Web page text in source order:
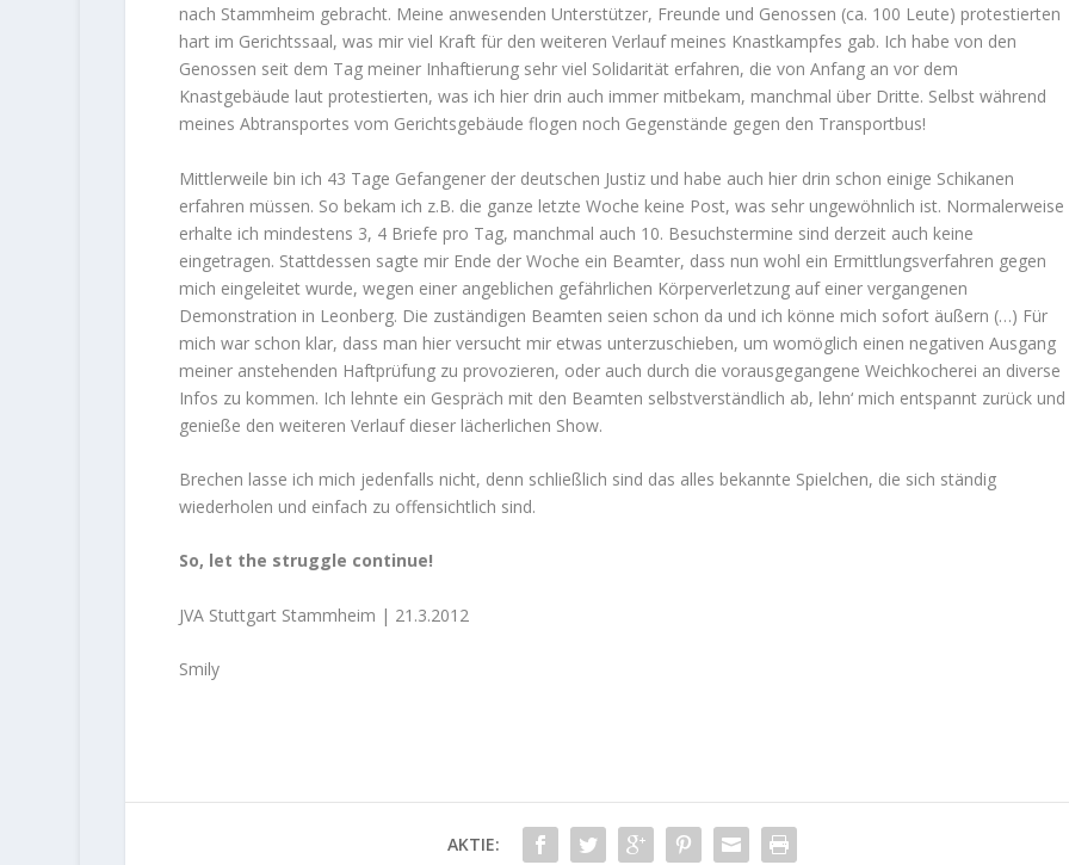
nach Stammheim gebracht. Meine anwesenden Unterstützer, Freunde und Genossen (ca. 100 Leute) protestierten
hart im Gerichtssaal, was mir viel Kraft für den weiteren Verlauf meines Knastkampfes gab. Ich habe von den
Genossen seit dem Tag meiner Inhaftierung sehr viel Solidarität erfahren, die von Anfang an vor dem
Knastgebäude laut protestierten, was ich hier drin auch immer mitbekam, manchmal über Dritte. Selbst während
meines Abtransportes vom Gerichtsgebäude flogen noch Gegenstände gegen den Transportbus!
Mittlerweile bin ich 43 Tage Gefangener der deutschen Justiz und habe auch hier drin schon einige Schikanen
erfahren müssen. So bekam ich z.B. die ganze letzte Woche keine Post, was sehr ungewöhnlich ist. Normalerweise
erhalte ich mindestens 3, 4 Briefe pro Tag, manchmal auch 10. Besuchstermine sind derzeit auch keine
eingetragen. Stattdessen sagte mir Ende der Woche ein Beamter, dass nun wohl ein Ermittlungsverfahren gegen
mich eingeleitet wurde, wegen einer angeblichen gefährlichen Körperverletzung auf einer vergangenen
Demonstration in Leonberg. Die zuständigen Beamten seien schon da und ich könne mich sofort äußern (…) Für
mich war schon klar, dass man hier versucht mir etwas unterzuschieben, um womöglich einen negativen Ausgang
meiner anstehenden Haftprüfung zu provozieren, oder auch durch die vorausgegangene Weichkocherei an diverse
Infos zu kommen. Ich lehnte ein Gespräch mit den Beamten selbstverständlich ab, lehn‘ mich entspannt zurück und
genieße den weiteren Verlauf dieser lächerlichen Show.
Brechen lasse ich mich jedenfalls nicht, denn schließlich sind das alles bekannte Spielchen, die sich ständig
wiederholen und einfach zu offensichtlich sind.
So, let the struggle continue!
JVA Stuttgart Stammheim | 21.3.2012
Smily
AKTIE: